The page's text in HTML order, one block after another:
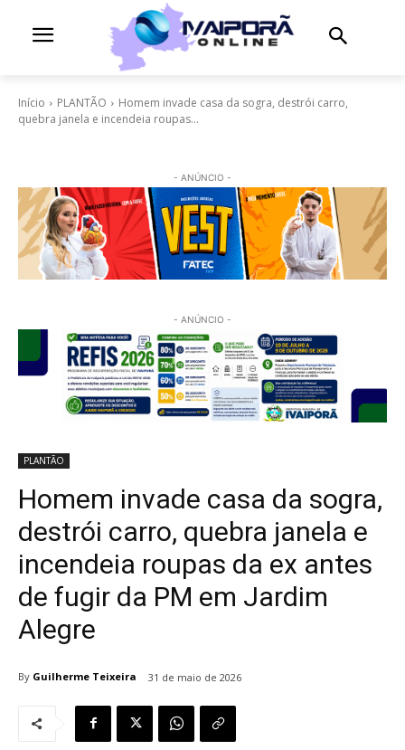
Início PLANTÃO
Homem invade casa da sogra, destrói carro,
quebra janela e incendeia roupas...
- ANÚNCIO -
- ANÚNCIO -
PLANTÃO
Homem invade casa da sogra,
destrói carro, quebra janela e
incendeia roupas da ex antes
de fugir da PM em Jardim
Alegre
By Guilherme Teixeira 31 de maio de 2026